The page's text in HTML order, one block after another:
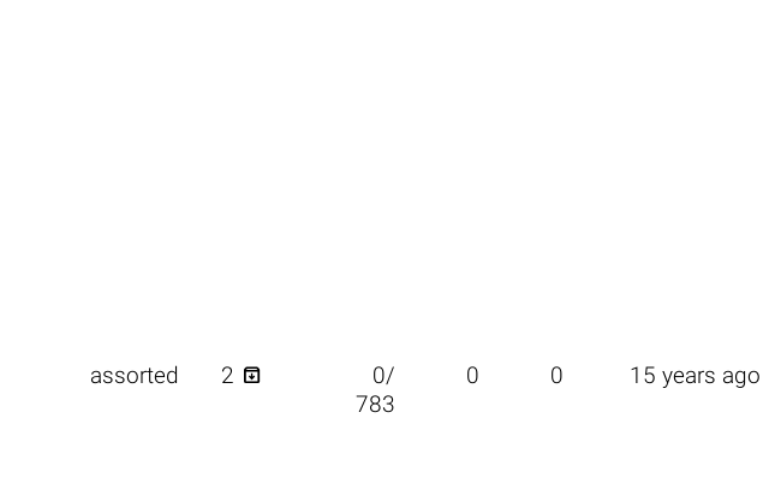
assorted 2 
0/
783
0 0 15 years ago